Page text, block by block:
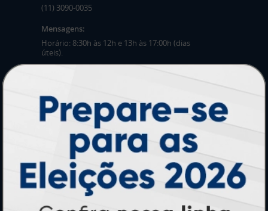
(11) 3090-0035
Mensagens:
Horário: 8:30h às 12h e 13h às 17:00h (dias
úteis).
PRODUTOS
Adesivos
Pastas
Ímãs
Cartão de Visita